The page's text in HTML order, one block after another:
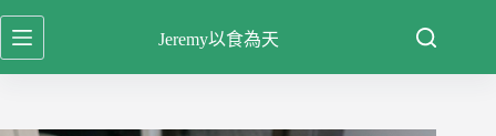
跳
至
Jeremy以食為天